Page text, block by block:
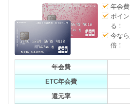
年会
ポイ
る！
今な
倍！
年会費
ETC年会費
還元率